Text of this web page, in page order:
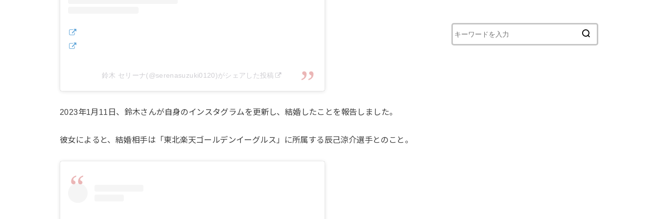
鈴木 セリーナ(@serenasuzuki0120)がシェアした投稿
2023年1月11日、鈴木さんが自身のインスタグラムを更新し、結婚したことを報告しました。
彼女によると、結婚相手は「東北楽天ゴールデンイーグルス」に所属する辰己涼介選手とのこと。